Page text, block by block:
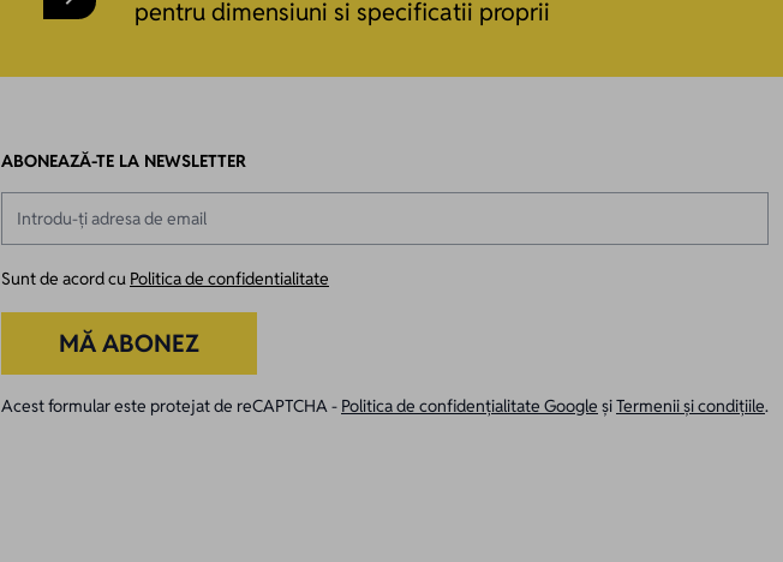
pentru dimensiuni si specificatii proprii
ABONEAZĂ-TE LA NEWSLETTER
Sunt de acord cu Politica de confidentialitate
MĂ ABONEZ
Acest formular este protejat de reCAPTCHA - Politica de confidențialitate Google șiTermenii și condițiile.